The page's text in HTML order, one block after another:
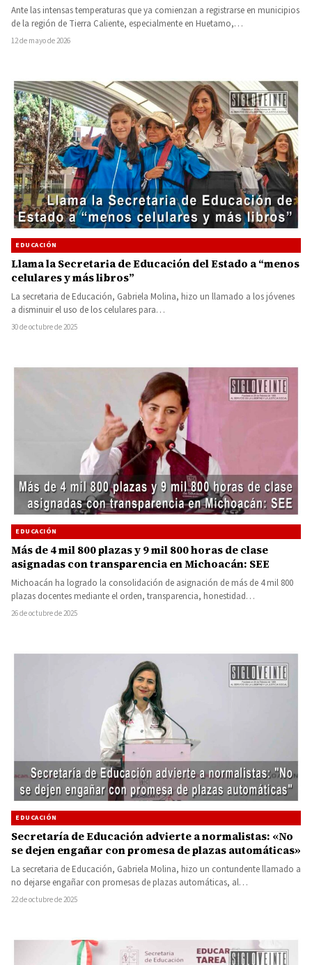
Ante las intensas temperaturas que ya comienzan a registrarse en municipios
de la región de Tierra Caliente, especialmente en Huetamo,…
12 de mayo de 2026
EDUCACIÓN
Llama la Secretaria de Educación del Estado a “menos
celulares y más libros”
La secretaria de Educación, Gabriela Molina, hizo un llamado a los jóvenes
a disminuir el uso de los celulares para…
30 de octubre de 2025
EDUCACIÓN
Más de 4 mil 800 plazas y 9 mil 800 horas de clase
asignadas con transparencia en Michoacán: SEE
Michoacán ha logrado la consolidación de asignación de más de 4 mil 800
plazas docentes mediante el orden, transparencia, honestidad…
26 de octubre de 2025
EDUCACIÓN
Secretaría de Educación advierte a normalistas: «No
se dejen engañar con promesa de plazas automáticas»
La secretaria de Educación, Gabriela Molina, hizo un contundente llamado a
no dejarse engañar con promesas de plazas automáticas, al…
22 de octubre de 2025